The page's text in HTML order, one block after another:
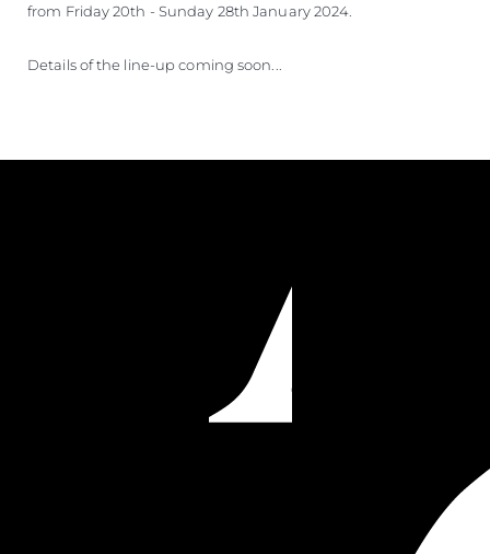
from Friday 20th - Sunday 28th January 2024.
Details of the line-up coming soon...